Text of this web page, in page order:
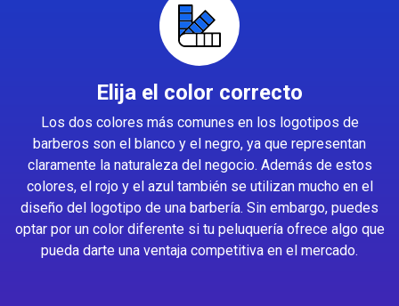
Elija el color correcto
Los dos colores más comunes en los logotipos de
barberos son el blanco y el negro, ya que representan
claramente la naturaleza del negocio. Además de estos
colores, el rojo y el azul también se utilizan mucho en el
diseño del logotipo de una barbería. Sin embargo, puedes
optar por un color diferente si tu peluquería ofrece algo que
pueda darte una ventaja competitiva en el mercado.